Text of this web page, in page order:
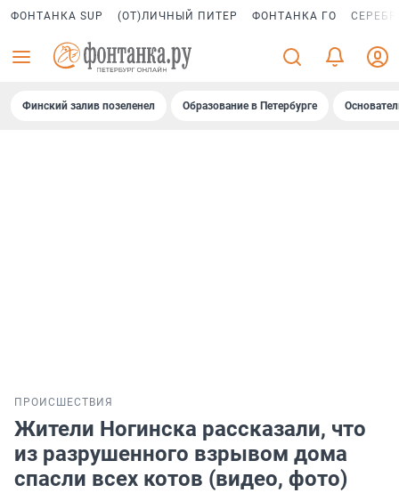
ФОНТАНКА SUP (ОТ)ЛИЧНЫЙ ПИТЕР ФОНТАНКА ГО
Финский залив позеленел Образование в Петербурге
ПРОИСШЕСТВИЯ
Жители Ногинска рассказали, что
из разрушенного взрывом дома
спасли всех котов (видео, фото)